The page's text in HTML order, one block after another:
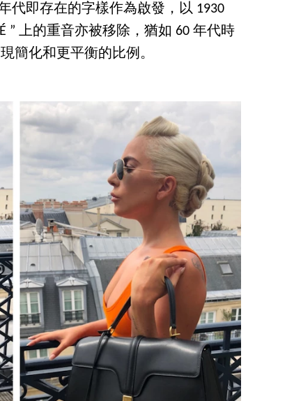
代即存在的字樣作為啟發，以 1930
” 上的重音亦被移除，猶如 60 年代時
簡化和更平衡的比例。